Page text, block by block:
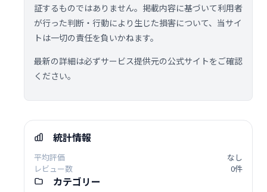
証するものではありません。掲載内容に基づいて利用者
が行った判断・行動により生じた損害について、当サイ
トは一切の責任を負いかねます。
最新の詳細は必ずサービス提供元の公式サイトをご確認
ください。
統計情報
平均評価
なし
レビュー数
0件
カテゴリー